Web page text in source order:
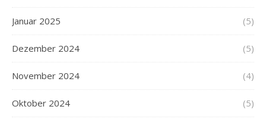
Januar 2025 (5)
Dezember 2024 (5)
November 2024 (4)
Oktober 2024 (5)